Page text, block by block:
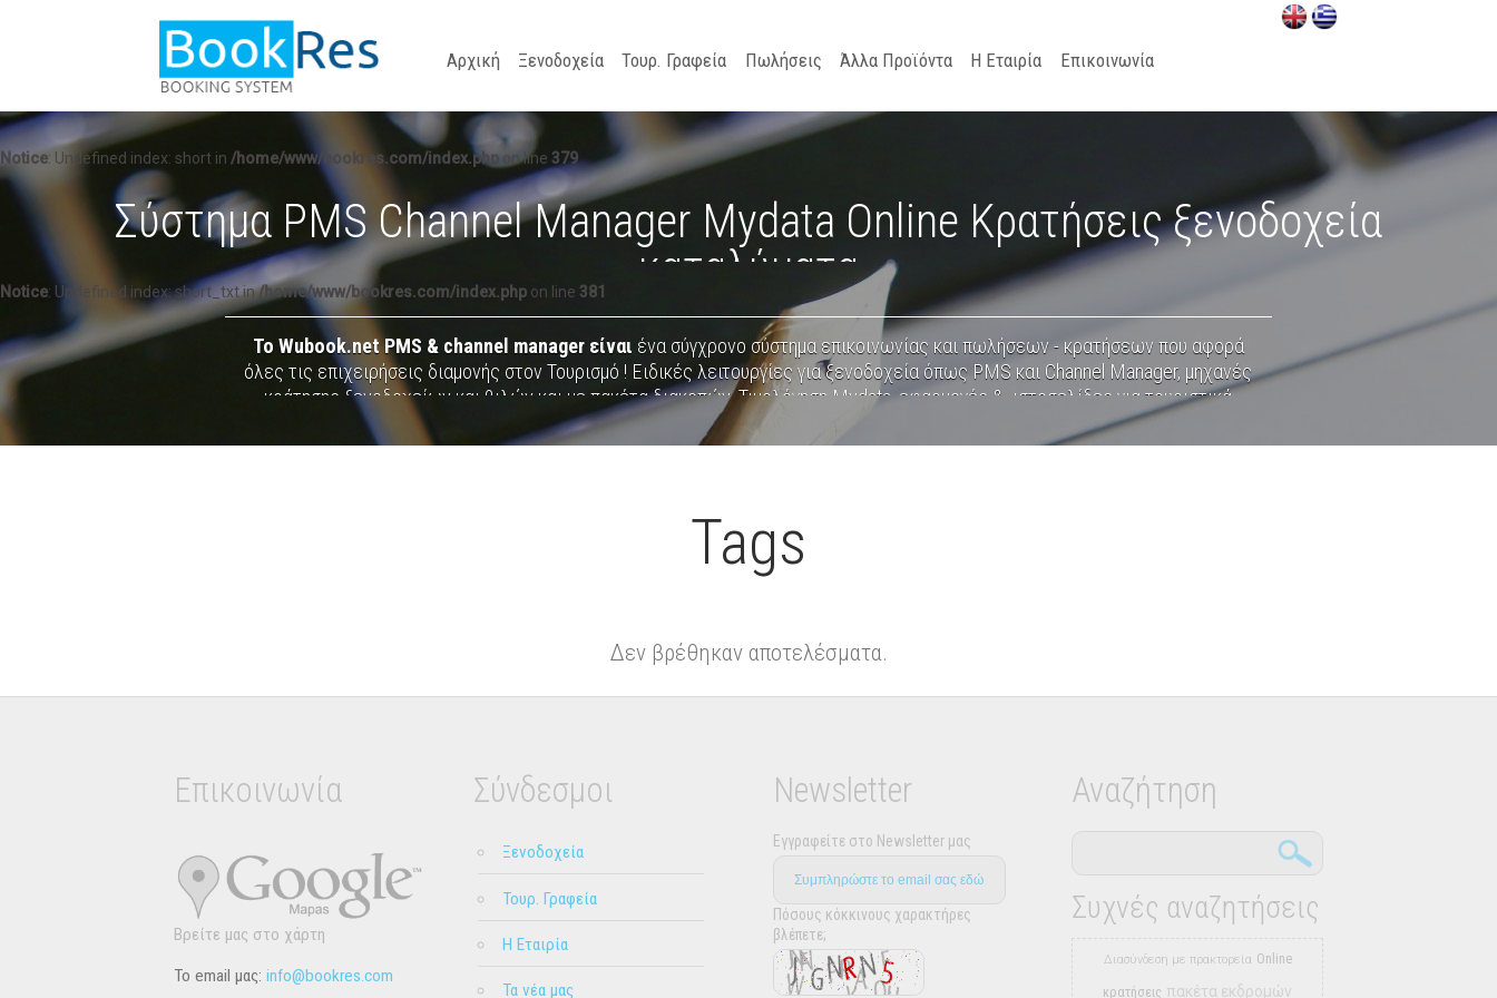
Αρχική Ξενοδοχεία Τουρ. Γραφεία Πωλήσεις Άλλα Προϊόντα Η Εταιρία Επικοινωνία
Notice: Undefined index: short in /home/www/bookres.com/index.php on line 379
Σύστημα PMS Channel Manager Mydata Online Κρατήσεις ξενοδοχεία
καταλύματα
Notice: Undefined index: short_txt in/home/www/bookres.com/index.php on line 381
Το Wubook.net PMS & channel manager είναι ένα σύγχρονο σύστημα επικοινωνίας και πωλήσεων - κρατήσεων που αφορά
όλες τις επιχειρήσεις διαμονής στον Τουρισμό ! Ειδικές λειτουργίες για ξενοδοχεία όπως PMS και Channel Manager, μηχανές
κράτησης ξενοδοχείων και βιλών και με πακέτα διακοπών, Τιμολόγηση Mydata, εφαρμογές & ιστοσελίδες για τουριστικά
πρακτορεία και Tour Operators, για ενοικιαζόμενα μηχανάκια και αυτοκίνητα, άλλες υπηρεσίες όπως transfer, ενοικίαση σκαφών,
κλπ ! Επικοινωνήστε μαζί μας για πλήρη ενημέρωση !
Tags
Δεν βρέθηκαν αποτελέσματα.
Επικοινωνία
Βρείτε μας στο χάρτη
Το email μας: info@bookres.com
Σύνδεσμοι
Ξενοδοχεία
Τουρ. Γραφεία
Η Εταιρία
Τα νέα μας
Newsletter
Εγγραφείτε στο Newsletter μας
Πόσους κόκκινους χαρακτήρες
βλέπετε;
Αναζήτηση
Συχνές αναζητήσεις
Διασύνδεση με πρακτορεία Online
κρατήσεις πακέτα εκδρομών